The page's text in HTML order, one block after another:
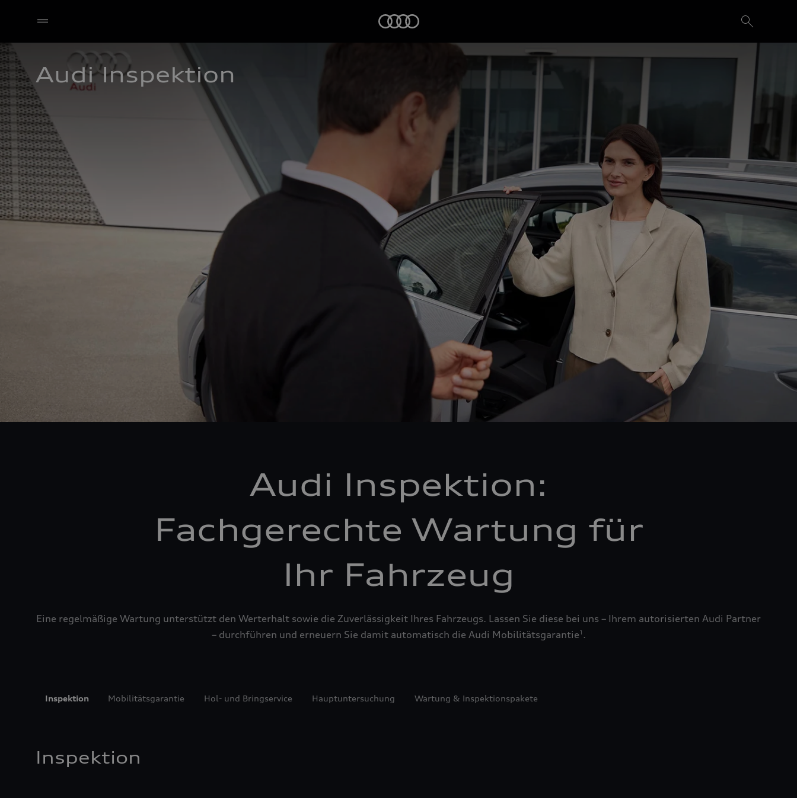
Audi Inspektion
Audi Inspektion:
Fachgerechte Wartung für
Ihr Fahrzeug
Eine regelmäßige Wartung unterstützt den Werterhalt sowie die Zuverlässigkeit Ihres Fahrzeugs. Lassen Sie diese bei uns – Ihrem autorisierten Audi Partner
– durchführen und erneuern Sie damit automatisch die Audi Mobilitätsgarantie1 .
Inspektion Mobilitätsgarantie Hol- und Bringservice Hauptuntersuchung Wartung & Inspektionspakete
Inspektion